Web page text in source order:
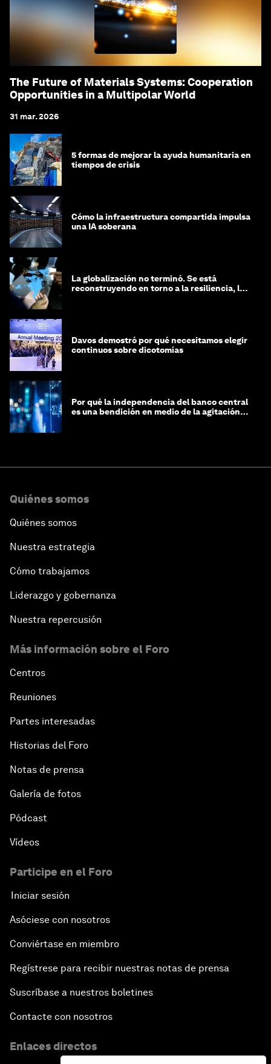
The Future of Materials Systems: Cooperation
Opportunities in a Multipolar World
31 mar. 2026
5 formas de mejorar la ayuda humanitaria en
tiempos de crisis
Cómo la infraestructura compartida impulsa
una IA soberana
La globalización no terminó. Se está
reconstruyendo en torno a la resiliencia, las
Davos demostró por qué necesitamos elegir
continuos sobre dicotomías
Por qué la independencia del banco central
es una bendición en medio de la agitación
Quiénes somos
Quiénes somos
Nuestra estrategia
Cómo trabajamos
Liderazgo y gobernanza
Nuestra repercusión
Más información sobre el Foro
Centros
Reuniones
Partes interesadas
Historias del Foro
Notas de prensa
Galería de fotos
Pódcast
Vídeos
Participe en el Foro
Iniciar sesión
Asóciese con nosotros
Conviértase en miembro
Regístrese para recibir nuestras notas de prensa
Suscríbase a nuestros boletines
Contacte con nosotros
Enlaces directos